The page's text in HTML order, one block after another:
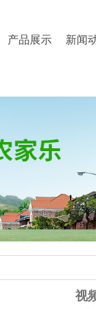
产品展示 新闻
视